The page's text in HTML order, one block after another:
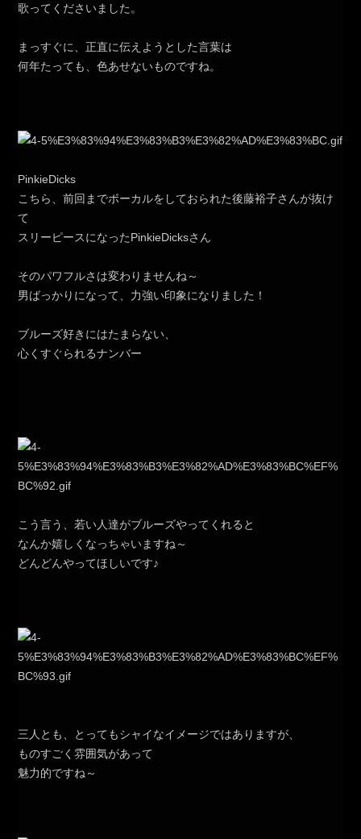
歌ってくださいました。
まっすぐに、正直に伝えようとした言葉は
何年たっても、色あせないものですね。
PinkieDicks
こちら、前回までボーカルをしておられた後藤裕子さんが抜け
て
スリーピースになったPinkieDicksさん
そのパワフルさは変わりませんね～
男ばっかりになって、力強い印象になりました！
ブルーズ好きにはたまらない、
心くすぐられるナンバー
こう言う、若い人達がブルーズやってくれると
なんか嬉しくなっちゃいますね～
どんどんやってほしいです♪
三人とも、とってもシャイなイメージではありますが、
ものすごく雰囲気があって
魅力的ですね～